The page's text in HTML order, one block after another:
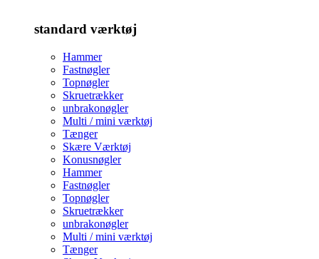
standard værktøj
Hammer
Fastnøgler
Topnøgler
Skruetrækker
unbrakonøgler
Multi / mini værktøj
Tænger
Skære Værktøj
Konusnøgler
Hammer
Fastnøgler
Topnøgler
Skruetrækker
unbrakonøgler
Multi / mini værktøj
Tænger